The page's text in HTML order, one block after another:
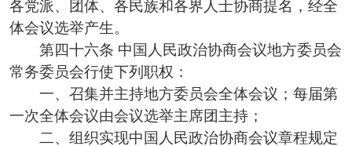
各党派、团体、各民族和各界人士协商提名，经全
体会议选举产生。
第四十六条 中国人民政治协商会议地方委员会
常务委员会行使下列职权：
一、召集并主持地方委员会全体会议；每届第
一次全体会议由会议选举主席团主持；
二、组织实现中国人民政治协商会议章程规定